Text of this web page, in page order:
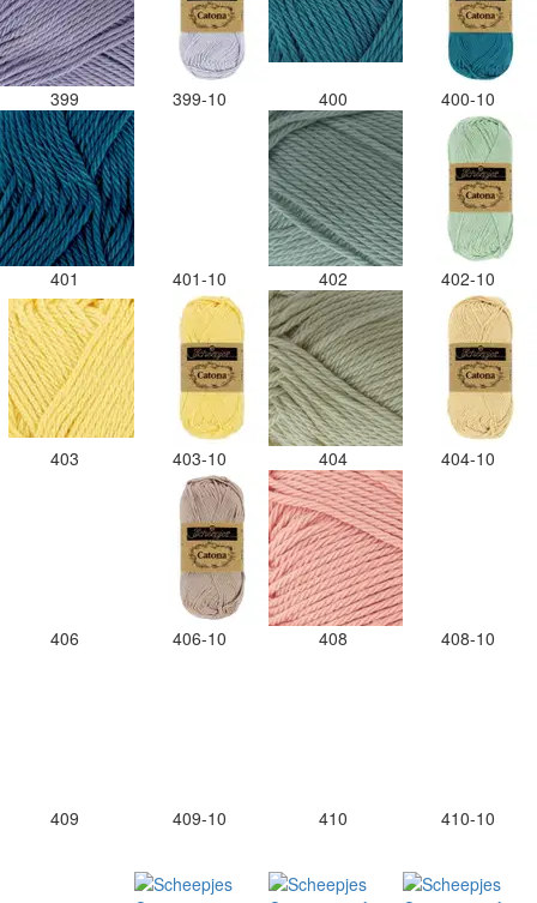
399 399-10 400 400-10
401 401-10 402 402-10
403 403-10 404 404-10
406 406-10 408 408-10
409 409-10 410 410-10